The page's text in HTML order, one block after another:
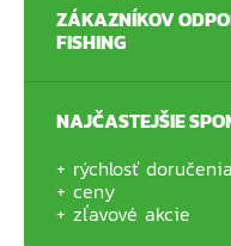
ZÁKAZNÍKOV
FISHING
NAJČASTEJŠIE
rýchlosť doručenia
ceny
zľavové akcie